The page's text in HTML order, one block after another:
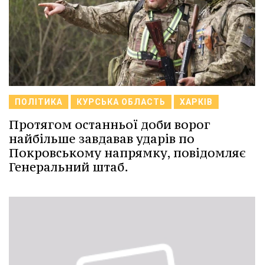
ПОЛІТИКА КУРСЬКА ОБЛАСТЬ ХАРКІВ
Протягом останньої доби ворог
найбільше завдавав ударів по
Покровському напрямку, повідомляє
Генеральний штаб.